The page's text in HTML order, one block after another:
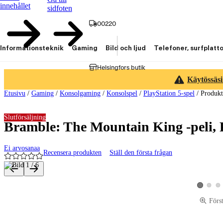
innehållet
sidfoten
00220
Helsingfors butik
Informationsteknik Gaming Bild och ljud Telefoner,
Etusivu / Gaming / Konsolgaming / Konsolspel / PlayStation 5-spel /
Bramble: The Mountain King -peli,
Ei arvosanaa
Recensera produkten Ställ den första frågan
Slutförsäljning
Produktbilder och videor
VisaVisa